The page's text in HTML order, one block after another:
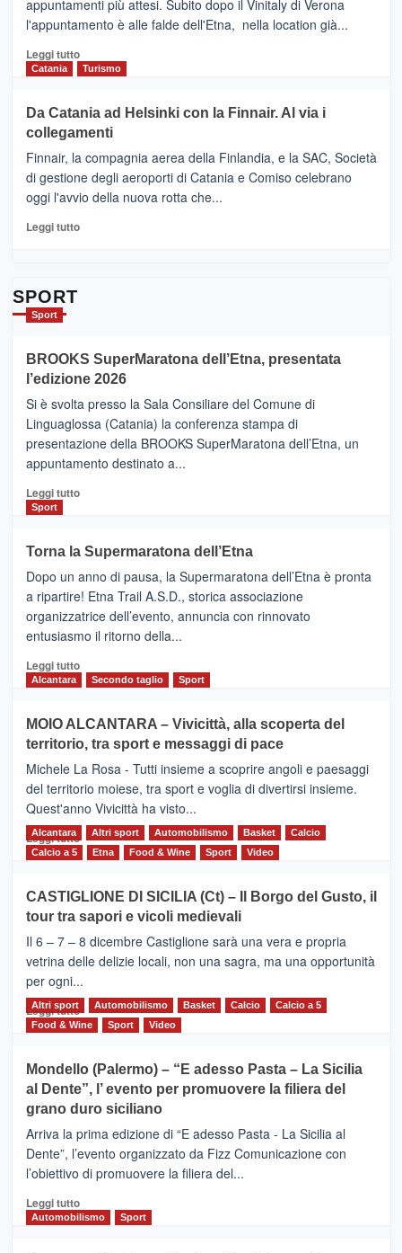
CLUB
presenta
“Vino
&
Cultura
tappe
dell’enoturismo
appuntamenti più attesi. Subito dopo il Vinitaly di Verona
l'appuntamento è alle falde dell'Etna, nella location già...
Leggi tuttoLeggi
di
RANDAZZO
–
Ci
siamo
quasi….
pronti
per
Catania Turismo
Da Catania ad Helsinki con la Finnair. Al via i
collegamenti
Finnair, la compagnia aerea della Finlandia, e la SAC, Società
di gestione degli aeroporti di Catania e Comiso celebrano
oggi l'avvio della nuova rotta che...
Leggi tuttoLeggi
con
la
Al
via
i
collegamenti
SPORT
Sport
BROOKS SuperMaratona dell’Etna, presentata
l’edizione 2026
Si è svolta presso la Sala Consiliare del Comune di
Linguaglossa (Catania) la conferenza stampa di
presentazione della BROOKS SuperMaratona dell’Etna, un
appuntamento destinato a...
Leggi tuttoLeggi
BROOKS
SuperMaratona
dell’Etna,
presentata
l’edizione
2026
Sport
Torna la Supermaratona dell’Etna
Dopo un anno di pausa, la Supermaratona dell’Etna è pronta
a ripartire! Etna Trail A.S.D., storica associazione
organizzatrice dell’evento, annuncia con rinnovato
entusiasmo il ritorno della...
Leggi tuttoLeggi
Torna
la
Supermaratona
dell’Etna
Alcantara Secondo taglio Sport
MOIO ALCANTARA – Vivicittà, alla scoperta del
territorio, tra sport e messaggi di pace
Michele La Rosa - Tutti insieme a scoprire angoli e paesaggi
del territorio moiese, tra sport e voglia di divertirsi insieme.
Quest'anno Vivicittà ha visto...
Leggi tutto Leggi
MOIO
ALCANTARA
–
Vivicittà,
alla
scoperta
del
territorio,
e
messaggi
di
Alcantara Altri sport Automobilismo Basket
Calcio
Calcio a 5
Etna Food & Wine Sport Video
CASTIGLIONE DI SICILIA (Ct) – Il Borgo del Gusto, il
tour tra sapori e vicoli medievali
Il 6 – 7 – 8 dicembre Castiglione sarà una vera e propria
vetrina delle delizie locali, non una sagra, ma una opportunità
per ogni...
Leggi tuttoLeggi
di
CASTIGLIONE
DI
SICILIA
(Ct)
–
Il
Borgo
Gusto,
il
Altri sport Automobilismo Basket Calcio
Calcio a 5
Food & Wine
Sport Video
Mondello (Palermo) – “E adesso Pasta – La Sicilia
al Dente”, l’ evento per promuovere la filiera del
grano duro siciliano
Arriva la prima edizione di “E adesso Pasta - La Sicilia al
Dente”, l’evento organizzato da Fizz Comunicazione con
l’obiettivo di promuovere la filiera del...
Leggi tuttoLeggi
di
Automobilismo Sport